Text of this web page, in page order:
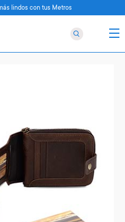
lindos con tus Metros